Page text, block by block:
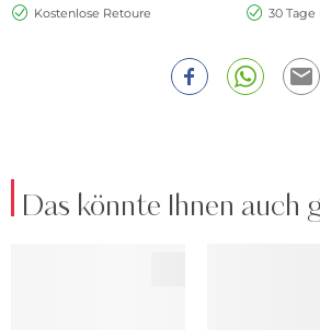
Kostenlose Retoure
30
Das könnte Ihnen auch